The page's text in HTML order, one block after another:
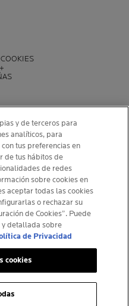
CAI
y de terceros para
analíticos, para
tus preferencias en
de tus hábitos de
de redes
sobre cookies en
aceptar todas las cookies
o rechazar su
de Cookies”. Puede
detallada sobre
de Privacidad
cookies